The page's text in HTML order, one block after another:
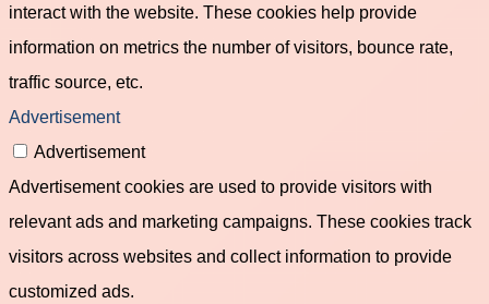
interact with the website. These cookies help provide
information on metrics the number of visitors, bounce rate,
traffic source, etc.
Advertisement
Advertisement
Advertisement cookies are used to provide visitors with
relevant ads and marketing campaigns. These cookies track
visitors across websites and collect information to provide
customized ads.